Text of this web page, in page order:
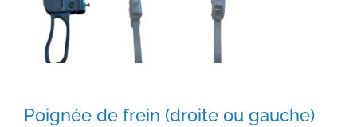
Poignée de frein (droite ou gauche)